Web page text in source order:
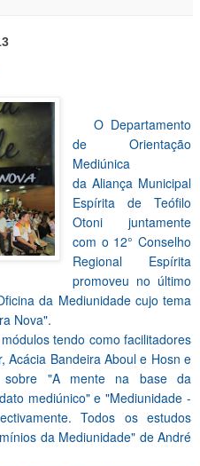
O Departamento
de Orientação
Mediúnica
da Aliança Municipal
Espírita de Teófilo
Otoni juntamente
com o 12° Conselho
Regional Espírita
promoveu no último
da Mediunidade cujo tema
Nova".
tendo como facilitadores
Acácia Bandeira Aboul e Hosn e
sobre "A mente na base da
mediúnico" e "Mediunidade -
Todos os estudos
da Mediunidade" de André